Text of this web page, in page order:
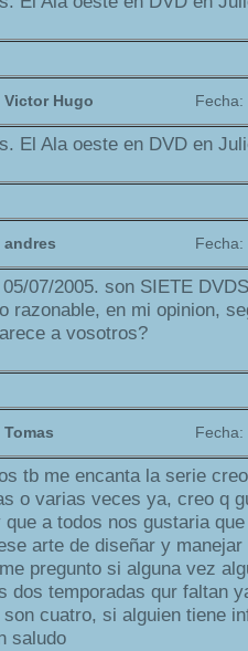
Victor Hugo Fecha:
El Ala oeste en DVD en
andres Fecha:
07/2005. son SIETE
razonable, en mi opinion,
a vosotros?
Tomas Fecha:
tb me encanta la serie
o varias veces ya, creo q
que a todos nos gustaria
arte de diseñar y
pregunto si alguna vez
dos temporadas qur faltan
son cuatro, si alguien tiene
saludo